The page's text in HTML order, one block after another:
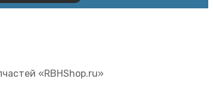
«RBHShop.ru»